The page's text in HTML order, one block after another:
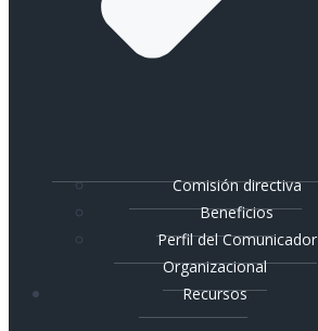
Comisión directiva
Beneficios
Perfil del Comunicador
Organizacional
Recursos